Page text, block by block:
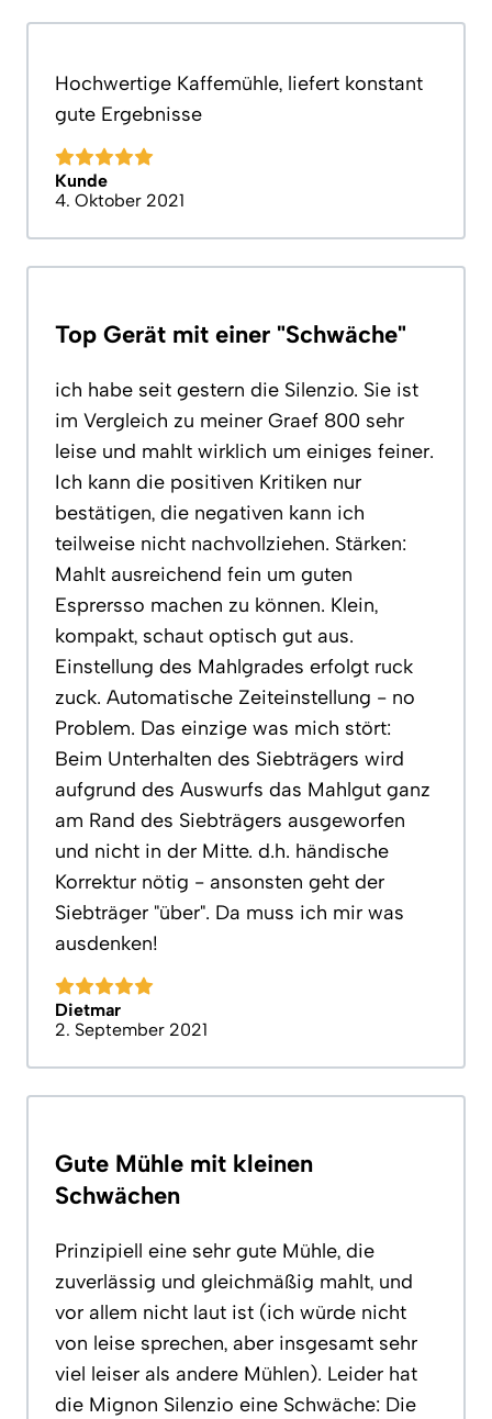
Hochwertige Kaffemühle, liefert konstant
gute Ergebnisse
Kunde
4. Oktober 2021
Top Gerät mit einer "Schwäche"
ich habe seit gestern die Silenzio. Sie ist
im Vergleich zu meiner Graef 800 sehr
leise und mahlt wirklich um einiges feiner.
Ich kann die positiven Kritiken nur
bestätigen, die negativen kann ich
teilweise nicht nachvollziehen. Stärken:
Mahlt ausreichend fein um guten
Esprersso machen zu können. Klein,
kompakt, schaut optisch gut aus.
Einstellung des Mahlgrades erfolgt ruck
zuck. Automatische Zeiteinstellung - no
Problem. Das einzige was mich stört:
Beim Unterhalten des Siebträgers wird
aufgrund des Auswurfs das Mahlgut ganz
am Rand des Siebträgers ausgeworfen
und nicht in der Mitte. d.h. händische
Korrektur nötig - ansonsten geht der
Siebträger "über". Da muss ich mir was
ausdenken!
Dietmar
2. September 2021
Gute Mühle mit kleinen
Schwächen
Prinzipiell eine sehr gute Mühle, die
zuverlässig und gleichmäßig mahlt, und
vor allem nicht laut ist (ich würde nicht
von leise sprechen, aber insgesamt sehr
viel leiser als andere Mühlen). Leider hat
die Mignon Silenzio eine Schwäche: Die